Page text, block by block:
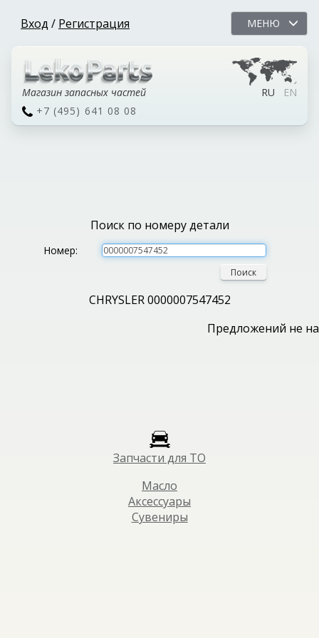
Вход / Регистрация МЕНЮ
Магазин запасных частей RU
EN
+7 (495) 641 08 08
Поиск по номеру детали
Номер:
Поиск
CHRYSLER 0000007547452
Предложений не
Запчасти для ТО
Масло
Аксессуары
Сувениры